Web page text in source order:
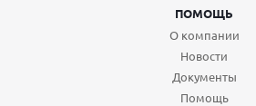
ПОМОЩЬ
О компании
Новости
Документы
Помощь